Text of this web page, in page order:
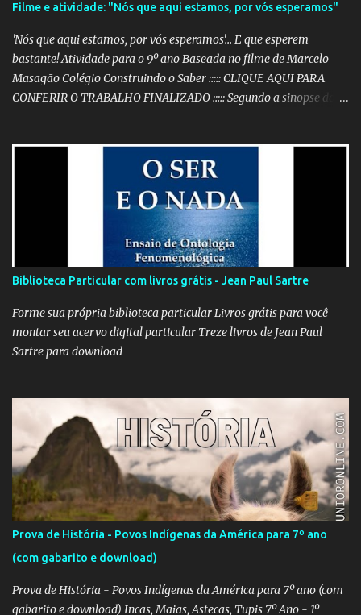
Filme e atividade: "Nós que aqui estamos, por vós esperamos"
'Nós que aqui estamos, por vós esperamos'... E que esperem
bastante! Atividade para o 9º ano Baseada no filme de Marcelo
Masagão Colégio Construindo o Saber ::::: CLIQUE AQUI PARA
CONFERIR O TRABALHO FINALIZADO ::::: Segundo a sinopse do
lançado em 1999, o filme mostra como os grandes acontecimentos
são repletos de inúmeras histórias menores (mas não menos
importantes) que passam despercebidas na maioria das vezes.
Sem dúvida alguma, este é um dos filmes mais poéticos da
produção brasileira. A beleza está na combinação das imagens,
nos curtos e certeiros textos e, principalmente, na música. Clique
aqui para conferir o vídeo e a história do Alfaiate Voador, citado
no filme . É possível atrair a atenção dos alunos com um filme
destoante das grandes pr...
Biblioteca Particular com livros grátis - Jean Paul Sartre
Forme sua própria biblioteca particular Livros grátis para você
montar seu acervo digital particular Treze livros de Jean Paul
Sartre para download
Prova de História - Povos Indígenas da América para 7º ano
(com gabarito e download)
Prova de História - Povos Indígenas da América para 7º ano (com
gabarito e download) Incas, Maias, Astecas, Tupis 7º Ano - 1º